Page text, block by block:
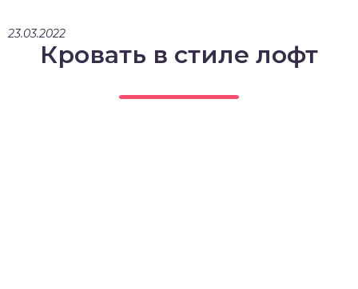
23.03.2022
Кровать в стиле лофт